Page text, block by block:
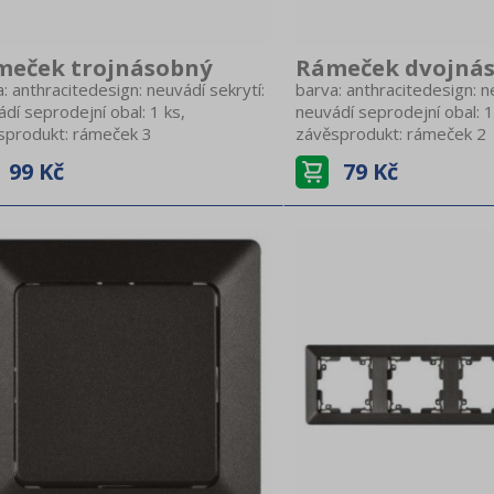
trojnásobný
anthracitedesign: neuvádí sekrytí:
seprodejní obal: 1 ks,
rámeček 3
trojnásobnýtyp: pro
i svislou montážzpůsob
do krabice
99 Kč
Rámeček
barva: anthracitedesign:
neuvádí seprodejní obal:
závěsprodukt: rámeček 2
násobnýprovedení:
vodorovnou i svislou
montáže: do krabice
79 Kč